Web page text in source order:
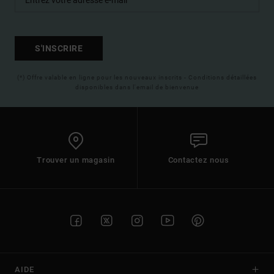
S'INSCRIRE
(*) Offre valable en ligne pour les nouveaux inscrits - Conditions détaillées
disponibles dans l'email de bienvenue
Trouver un magasin Contactez nous
AIDE